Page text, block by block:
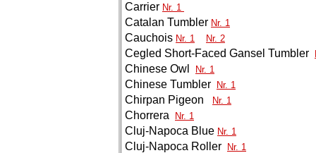
Carrier Nr. 1
Catalan Tumbler Nr. 1
Cauchois Nr. 1 Nr. 2
Cegled Short-Faced Gansel Tumbler
Chinese Owl Nr. 1
Chinese Tumbler Nr. 1
Chirpan Pigeon Nr. 1
Chorrera Nr. 1
Cluj-Napoca Blue Nr. 1
Cluj-Napoca Roller Nr. 1